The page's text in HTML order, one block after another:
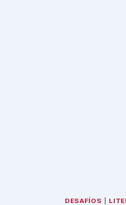
DESAFÍOS